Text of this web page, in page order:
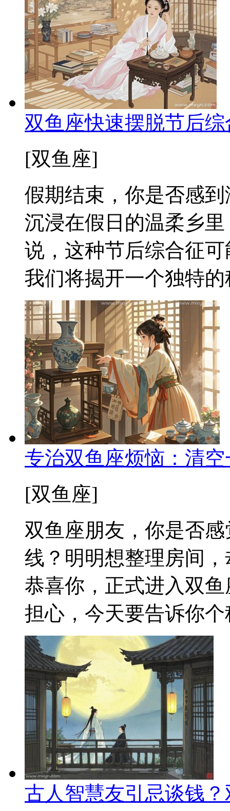
双鱼座快速摆脱节后
[双鱼座]
假期结束，你是否感
沉浸在假日的温柔乡
说，这种节后综合征
我们将揭开一个独特
专治双鱼座烦恼：清
[双鱼座]
双鱼座朋友，你是否
线？明明想整理房间
恭喜你，正式进入双
担心，今天要告诉你
古人智慧友引忌谈钱